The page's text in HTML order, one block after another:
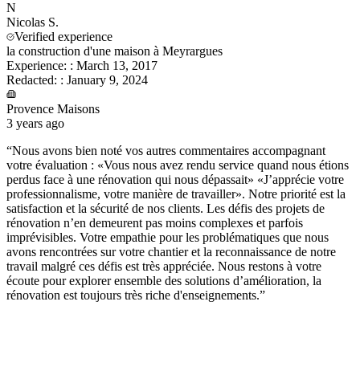
N
Nicolas S.
Verified experience
la construction d'une maison à Meyrargues
Experience: : March 13, 2017
Redacted: : January 9, 2024
Provence Maisons
3 years ago
“Nous avons bien noté vos autres commentaires accompagnant
votre évaluation : «Vous nous avez rendu service quand nous étions
perdus face à une rénovation qui nous dépassait» «J’apprécie votre
professionnalisme, votre manière de travailler». Notre priorité est la
satisfaction et la sécurité de nos clients. Les défis des projets de
rénovation n’en demeurent pas moins complexes et parfois
imprévisibles. Votre empathie pour les problématiques que nous
avons rencontrées sur votre chantier et la reconnaissance de notre
travail malgré ces défis est très appréciée. Nous restons à votre
écoute pour explorer ensemble des solutions d’amélioration, la
rénovation est toujours très riche d'enseignements.”